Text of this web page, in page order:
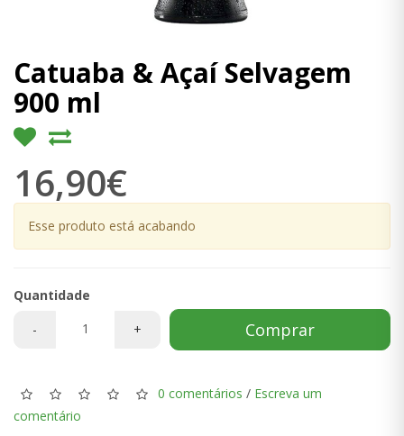
Catuaba & Açaí Selvagem
900 ml
16,90€
Esse produto está acabando
Quantidade
-
+ Comprar
0 comentários / Escreva um
comentário